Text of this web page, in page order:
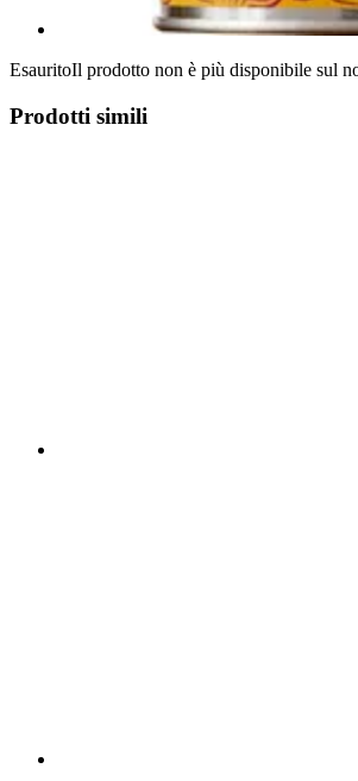
EsauritoIl prodotto non è più disponibile sul
Prodotti simili